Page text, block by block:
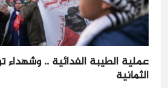
عملية الطيبة الفدائية ..
الثمانية